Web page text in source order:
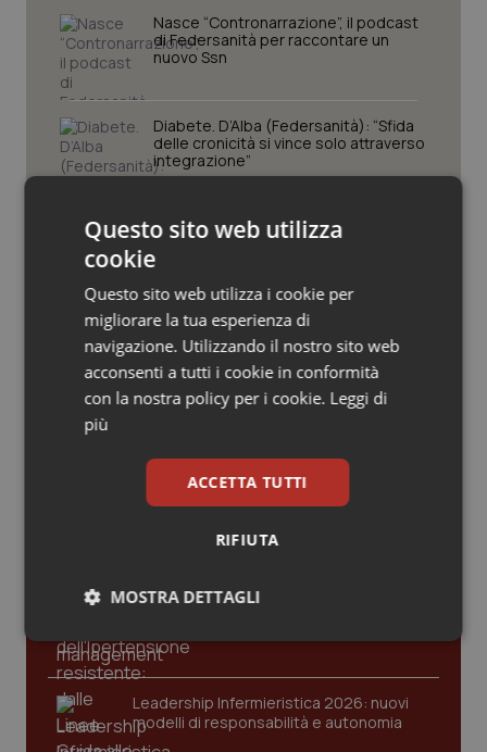
Sardegna
Sicilia
Toscana
Valle D’Aosta
Veneto
Malattia di Crohn & Rettocolite Ulcerosa
Neuroscienze & patologie neurodegenerative
Obesità
Oncodermatologia
Oncoematologia
Oncologia & Nutrizione
Psoriasi & pelle
Quotidiano Cardiologia
Quotidiano Chirurgia
Quotidiano Oncologia
Quotidiano Pediatria
Rene & patologie urogenitali
Nasce “Contronarrazione”, il podcast
di Federsanità per raccontare un
nuovo Ssn
Diabete. D’Alba (Federsanità): “Sfida
delle cronicità si vince solo attraverso
integrazione”
Aggressioni a operatori sanitari.
narrazione che restituisca valore al
Ultime analisi e review da QS Pro
Gold
Cloud sanitario: infrastrutture,
compliance, GDPR e Risk management
Gestione dell'Ipertensione resistente:
Leadership Infermieristica 2026: nuovi
modelli di responsabilità e autonomia
Questo sito web utilizza
cookie
Questo sito web utilizza i cookie per
migliorare la tua esperienza di
navigazione. Utilizzando il nostro sito web
acconsenti a tutti i cookie in conformità
con la nostra policy per i cookie. Leggi di
più
ACCETTA TUTTI
RIFIUTA
MOSTRA DETTAGLI
Necessari Statistici Marketing